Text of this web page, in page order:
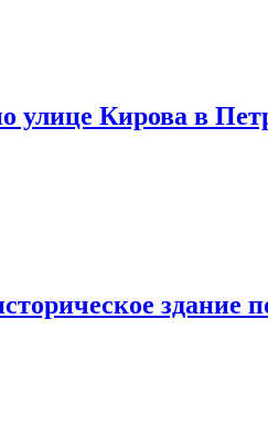
улице Кирова в
здание